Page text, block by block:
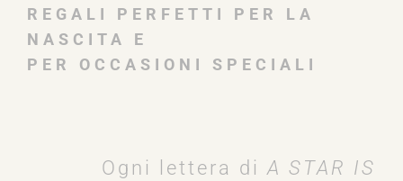
REGALI PERFETTI PER LA
NASCITA E
PER OCCASIONI SPECIALI
Ogni lettera diA STAR IS